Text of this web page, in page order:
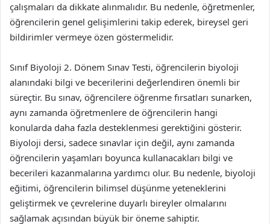
çalışmaları da dikkate alınmalıdır. Bu nedenle, öğretmenler,
öğrencilerin genel gelişimlerini takip ederek, bireysel geri
bildirimler vermeye özen göstermelidir.
Sınıf Biyoloji 2. Dönem Sınav Testi, öğrencilerin biyoloji
alanındaki bilgi ve becerilerini değerlendiren önemli bir
süreçtir. Bu sınav, öğrencilere öğrenme fırsatları sunarken,
aynı zamanda öğretmenlere de öğrencilerin hangi
konularda daha fazla desteklenmesi gerektiğini gösterir.
Biyoloji dersi, sadece sınavlar için değil, aynı zamanda
öğrencilerin yaşamları boyunca kullanacakları bilgi ve
becerileri kazanmalarına yardımcı olur. Bu nedenle, biyoloji
eğitimi, öğrencilerin bilimsel düşünme yeteneklerini
geliştirmek ve çevrelerine duyarlı bireyler olmalarını
sağlamak açısından büyük bir öneme sahiptir.